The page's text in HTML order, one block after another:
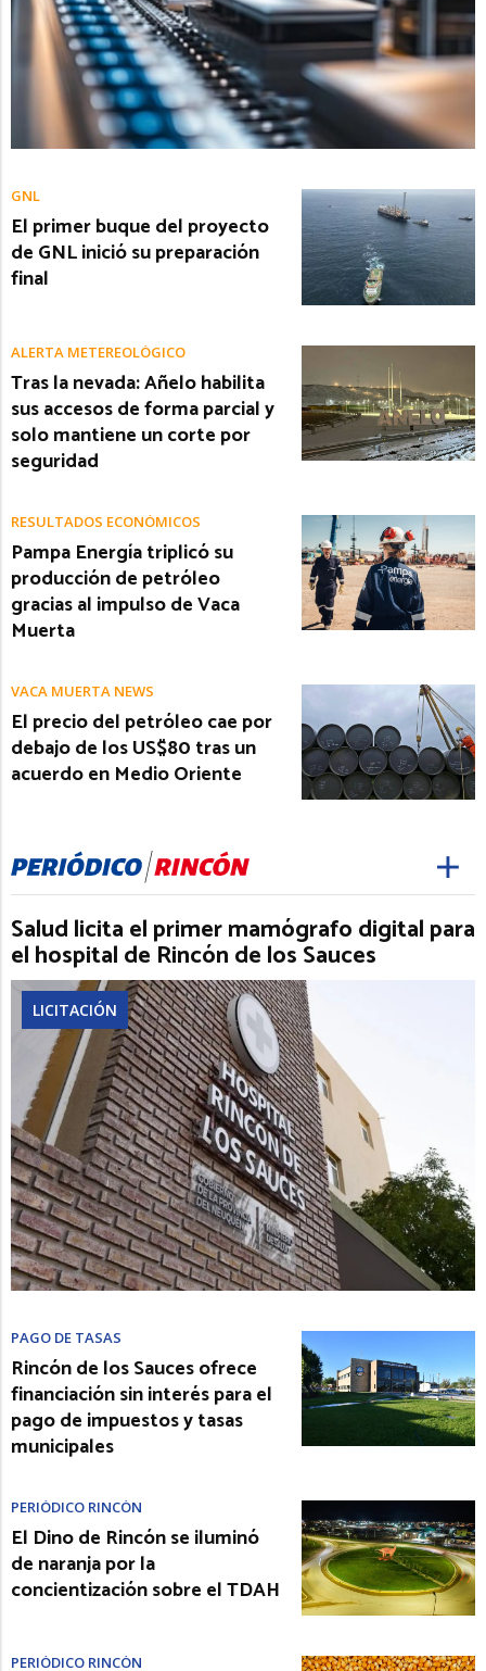
GNL
El primer buque del proyecto
de GNL inició su preparación
final
ALERTA METEREOLÓGICO
Tras la nevada: Añelo habilita
sus accesos de forma parcial y
solo mantiene un corte por
seguridad
RESULTADOS ECONÓMICOS
Pampa Energía triplicó su
producción de petróleo
gracias al impulso de Vaca
Muerta
VACA MUERTA NEWS
El precio del petróleo cae por
debajo de los US$80 tras un
acuerdo en Medio Oriente
Salud licita el primer mamógrafo digital para
el hospital de Rincón de los Sauces
LICITACIÓN
PAGO DE TASAS
Rincón de los Sauces ofrece
financiación sin interés para el
pago de impuestos y tasas
municipales
PERIÓDICO RINCÓN
El Dino de Rincón se iluminó
de naranja por la
concientización sobre el TDAH
PERIÓDICO RINCÓN